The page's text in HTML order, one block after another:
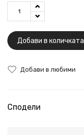
Добави в количката
Добави в любими
Сподели